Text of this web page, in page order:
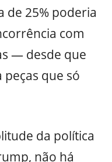
de 25% poderia
com
— desde que
peças que só
da política
não há